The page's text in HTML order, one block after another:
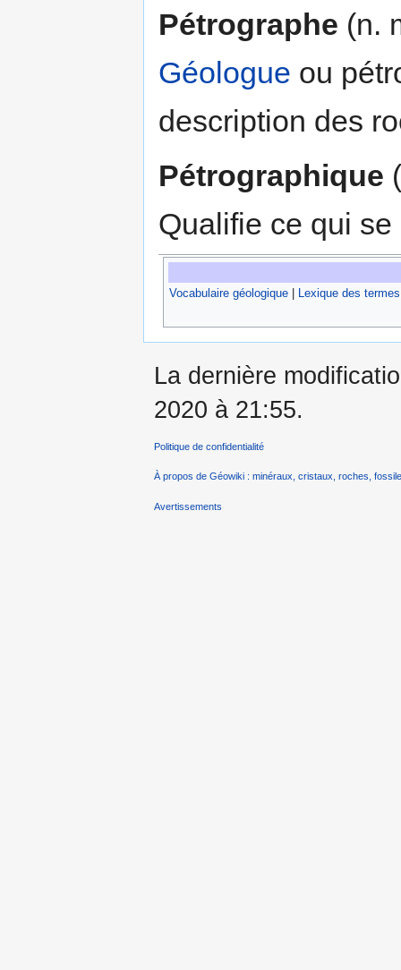
Pétrographe (n.
Géologue ou
description des
Pétrographique
Qualifie ce qui
Vocabulaire géologique Lexique des
La dernière
2020 à 21:55.
Politique de confidentialité
À propos de Géowiki : minéraux, cristaux, roches,
Avertissements